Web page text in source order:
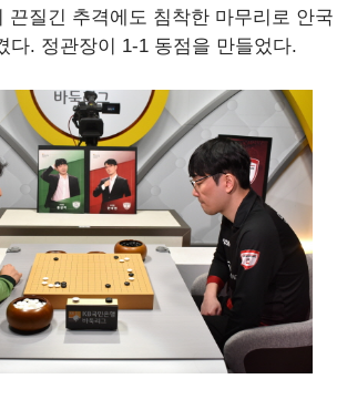
끈질긴 추격에도 침착한 마무리로 안국
다. 정관장이 1-1 동점을 만들었다.